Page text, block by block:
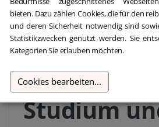
bewährte
Lösung für
Studium
bieten. Dazu zählen Cookies, die für den
und deren Sicherheit notwendig sind
Statistikzwecken genutzt werden. Sie
Kategorien Sie erlauben möchten.
Cookies bearbeiten...